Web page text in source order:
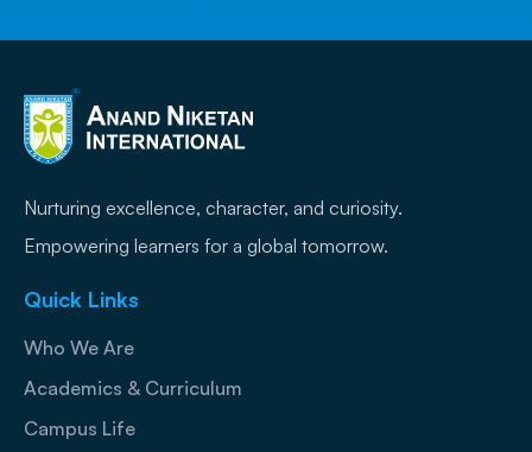
Nurturing excellence, character, and curiosity.
Empowering learners for a global tomorrow.
Quick Links
Who We Are
Academics & Curriculum
Campus Life